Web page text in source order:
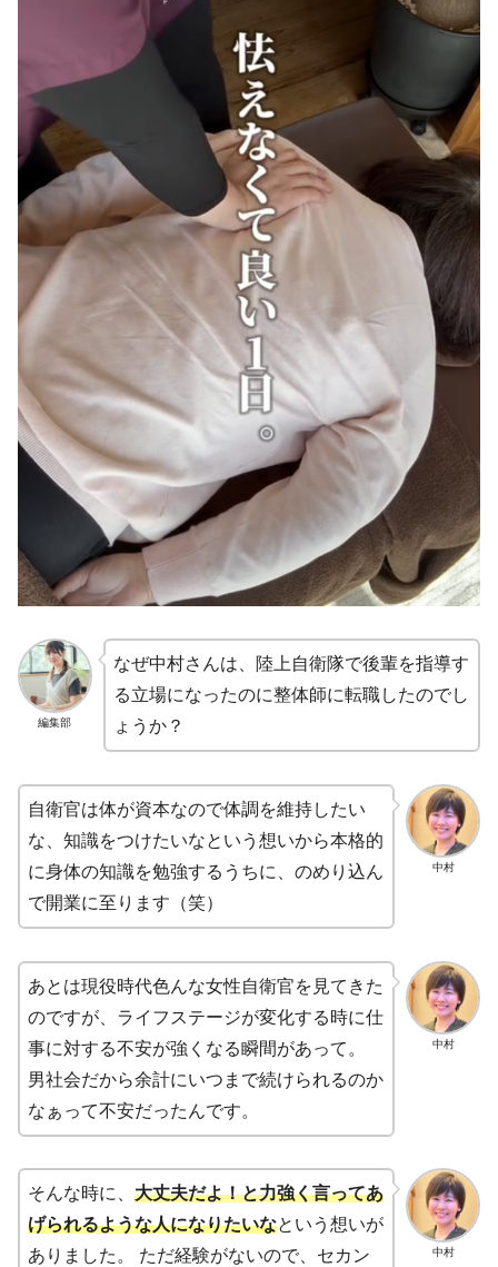
編集部
なぜ中村さんは、陸上自衛隊で後輩を指導す
る立場になったのに整体師に転職したのでし
ょうか？
中村
自衛官は体が資本なので体調を維持したい
な、知識をつけたいなという想いから本格的
に身体の知識を勉強するうちに、のめり込ん
で開業に至ります（笑）
中村
あとは現役時代色んな女性自衛官を見てきた
のですが、ライフステージが変化する時に仕
事に対する不安が強くなる瞬間があって。
男社会だから余計にいつまで続けられるのか
なぁって不安だったんです。
中村
そんな時に、 大丈夫だよ！と力強く言ってあ
げられるような人になりたいなという想いが
ありました。 ただ経験がないので、セカン